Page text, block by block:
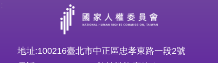
地址:100216臺北市中正區忠孝東路一段2號